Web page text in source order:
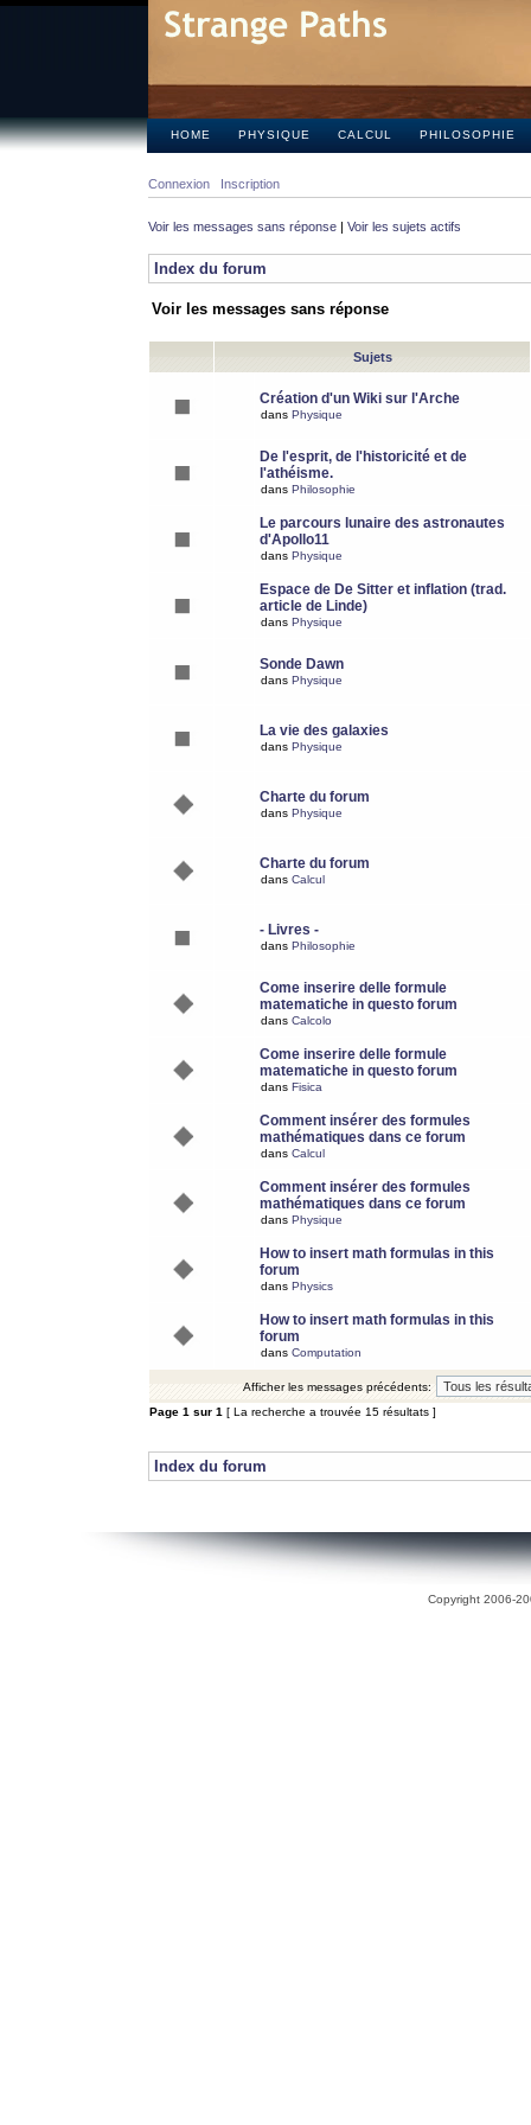
HOME PHYSIQUE CALCUL PHILOSOPHIE
Connexion Inscription
Voir les messages sans réponse | Voir les sujets actifs
Index du forum
Voir les messages sans réponse
Sujets
Création d'un Wiki sur l'Arche
dans Physique
De l'esprit, de l'historicité et de
l'athéisme.
dans Philosophie
Le parcours lunaire des astronautes
d'Apollo11
dans Physique
Espace de De Sitter et inflation (trad.
article de Linde)
dans Physique
Sonde Dawn
dans Physique
La vie des galaxies
dans Physique
Charte du forum
dans Physique
Charte du forum
dans Calcul
- Livres -
dans Philosophie
Come inserire delle formule
matematiche in questo forum
dans Calcolo
Come inserire delle formule
matematiche in questo forum
dans Fisica
Comment insérer des formules
mathématiques dans ce forum
dans Calcul
Comment insérer des formules
mathématiques dans ce forum
dans Physique
How to insert math formulas in this
forum
dans Physics
How to insert math formulas in this
forum
dans Computation
Afficher les messages précédents:
Page 1 sur 1 [ La recherche a trouvée 15 résultats ]
Index du forum
Copyright 2006-